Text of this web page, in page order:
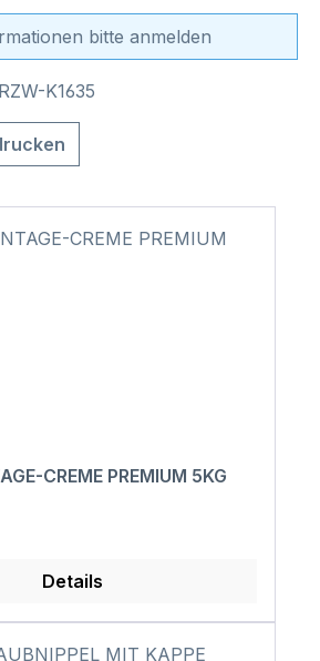
bitte anmelden
RZW-K1635
CREME PREMIUM 5KG
Details